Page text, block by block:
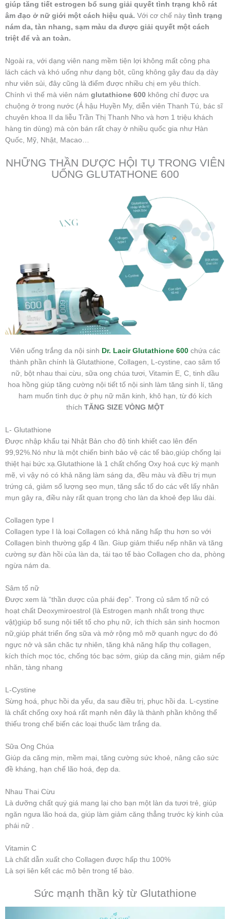
giúp tăng tiết estrogen bổ sung giải quyết tình trạng khô rát
âm đạo ở nữ giới một cách hiệu quả. Với cơ chế này tình trạng
nám da, tàn nhang, sạm màu da được giải quyết một cách
triệt để và an toàn.
Ngoài ra, với dạng viên nang mềm tiện lợi không mất công pha
lách cách và khó uống như dạng bột, cũng không gây đau dạ dày
như viên sủi, đây cũng là điểm được nhiều chị em yêu thích.
Chính vì thế mà viên nám glutathione 600 không chỉ được ưa
chuộng ở trong nước (Á hậu Huyền My, diễn viên Thanh Tú, bác sĩ
chuyên khoa II da liễu Trần Thị Thanh Nho và hơn 1 triệu khách
hàng tin dùng) mà còn bán rất chạy ở nhiều quốc gia như Hàn
Quốc, Mỹ, Nhật, Macao…
NHỮNG THẦN DƯỢC HỘI TỤ TRONG VIÊN
UỐNG GLUTATHONE 600
Viên uống trắng da nội sinh Dr. Lacir Glutathione 600chứa các
thành phần chính là Glutathione, Collagen, L-cystine, cao sâm tố
nữ, bột nhau thai cừu, sữa ong chúa tươi, Vitamin E, C, tinh dầu
hoa hồng giúp tăng cường nội tiết tố nội sinh làm tăng sinh lí, tăng
ham muốn tình dục ở phụ nữ mãn kinh, khô hạn, từ đó kích
thích TĂNG SIZE VÒNG MỘT
L- Glutathione
Được nhập khẩu tại Nhật Bản cho độ tinh khiết cao lên đến
99,92%.Nó như là một chiến binh bảo vệ các tế bào,giúp chống lại
thiệt hại bức xạ.Glutathione là 1 chất chống Oxy hoá cực kỳ mạnh
mẽ, vì vậy nó có khả năng làm sáng da, đều màu và điều trị mụn
trứng cá, giảm số lượng sẹo mụn, tăng sắc tố do các vết lấy nhân
mụn gây ra, điều này rất quan trọng cho làn da khoẻ đẹp lâu dài.
Collagen type I
Collagen type I là loại Collagen có khả năng hấp thu hơn so với
Collagen bình thường gấp 4 lần. Giup giảm thiểu nếp nhăn và tăng
cường sự đàn hồi của làn da, tái tạo tế bào Collagen cho da, phòng
ngừa nám da.
Sâm tố nữ
Được xem là “thần dược của phái đẹp”. Trong củ sâm tố nữ có
hoạt chất Deoxymiroestrol (là Estrogen mạnh nhất trong thực
vật)giúp bổ sung nội tiết tố cho phụ nữ, ích thích sản sinh hocmon
nữ,giúp phát triển ống sữa và mở rộng mô mỡ quanh ngực do đó
ngực nở và săn chăc tự nhiên, tăng khả năng hấp thụ collagen,
kích thích mọc tóc, chống tóc bạc sớm, giúp da căng mịn, giảm nếp
nhăn, tàng nhang
L-Cystine
Sừng hoá, phục hồi da yếu, da sau điều trị, phục hồi da. L-cystine
là chất chống oxy hoá rất mạnh nên đây là thành phần không thể
thiếu trong chế biến các loại thuốc làm trắng da.
Sữa Ong Chúa
Giúp da căng mịn, mềm mại, tăng cường sức khoẻ, nâng câo sức
đề kháng, hạn chế lão hoá, đẹp da.
Nhau Thai Cừu
Là dưỡng chất quý giá mang lại cho bạn một làn da tươi trẻ, giúp
ngăn ngưa lão hoá da, giúp làm giảm căng thẳng trước kỳ kinh của
phái nữ .
Vitamin C
Là chất dẫn xuất cho Collagen được hấp thu 100%
Là sợi liên kết các mô bên trong tế bào.
Sức mạnh thần kỳ từ Glutathione